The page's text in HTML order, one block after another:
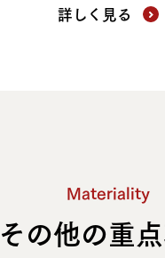
詳しく見る
Materiality
その他の重